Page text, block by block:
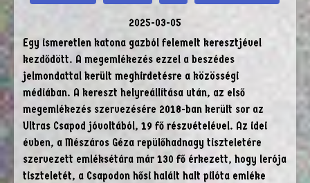
2025-03-05
Egy ismeretlen katona gazból felemelt keresztjével
kezdődött. A megemlékezés ezzel a beszédes
jelmondattal került meghirdetésre a közösségi
médiában. A kereszt helyreállítása után, az első
megemlékezés szervezésére 2018-ban került sor az
Ultras Csapod jóvoltából, 19 fő részvételével. Az idei
évben, a Mészáros Géza repülőhadnagy tiszteletére
szervezett emléksétára már 130 fő érkezett, hogy lerója
tiszteletét, a Csapodon hősi halált halt pilóta emléke